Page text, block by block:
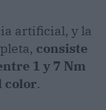
artificial, y la
consiste
1 y 7 Nm
color.